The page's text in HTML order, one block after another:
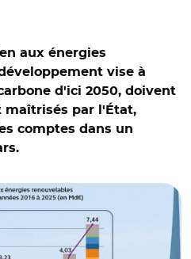
aux énergies
vise à
d'ici 2050, doivent
maîtrisés par l'État,
comptes dans un